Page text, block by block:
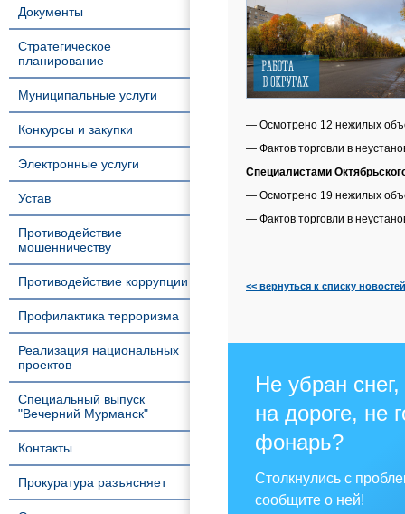
Документы
Стратегическое
планирование
Муниципальные услуги
Конкурсы и закупки
Электронные услуги
Устав
Противодействие
мошенничеству
Противодействие коррупции
Профилактика терроризма
Реализация национальных
проектов
Специальный выпуск
"Вечерний Мурманск"
Контакты
Прокуратура разъясняет
— Осмотрено 12 нежилых
— Фактов торговли в
Специалистами
— Осмотрено 19 нежилых
— Фактов торговли в
<< вернуться к списку новостей
Не убран
на дороге, не
фонарь?
Столкнулись с
сообщите о ней!